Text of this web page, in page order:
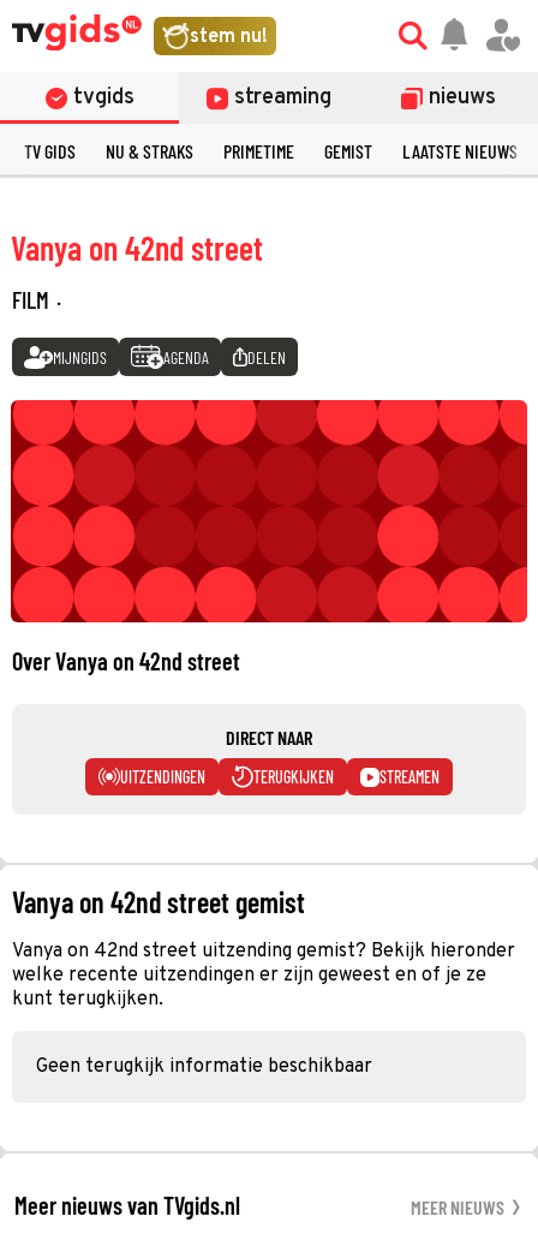
stem nu!
tvgids streaming nieuws
TV GIDS NU & STRAKS PRIMETIME GEMIST LAATSTE NIEUWS
Vanya on 42nd street
FILM ·
MIJNGIDS AGENDA DELEN
Over Vanya on 42nd street
DIRECT NAAR
UITZENDINGEN TERUGKIJKEN STREAMEN
Vanya on 42nd street gemist
Vanya on 42nd street uitzending gemist? Bekijk hieronder
welke recente uitzendingen er zijn geweest en of je ze
kunt terugkijken.
Geen terugkijk informatie beschikbaar
Meer nieuws van TVgids.nl MEER NIEUWS